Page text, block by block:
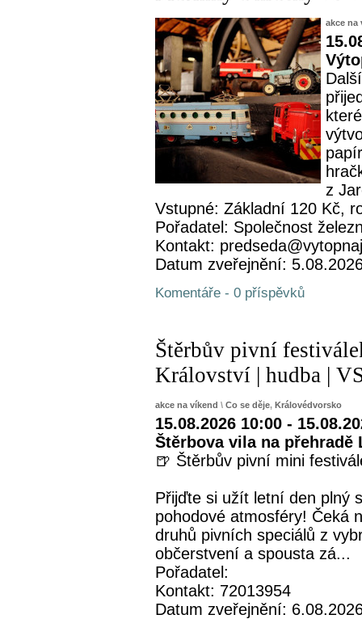
akce na
z
Vstupné: Základní 120 Kč,
Pořadatel: Společnost
Kontakt:
Datum zveřejnění:
Komentáře - 0 příspěvků
Štěrbův pivní
Království | hudba |
akce na víkend \ Co se děje, Královédvorsko
15.08.2026 10:00 -
Štěrbova vila na přehradě
🍺 Štěrbův pivní mini
Přijďte si užít letní den plný
pohodové atmosféry! Čeká
druhů pivních speciálů z
občerstvení a spousta zá...
Pořadatel:
Kontakt: 72013954
Datum zveřejnění: